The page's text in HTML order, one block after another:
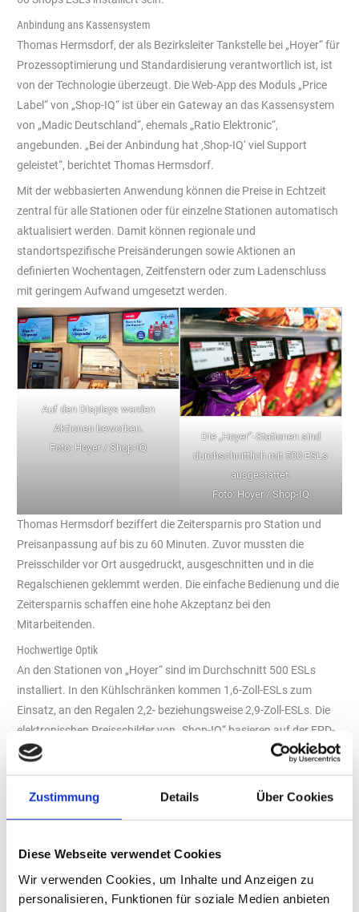
Zustimmung Details Über Cookies
Diese Webseite verwendet Cookies
Wir verwenden Cookies, um Inhalte und Anzeigen zu
personalisieren, Funktionen für soziale Medien anbieten
Anbindung ans Kassensystem
Thomas Hermsdorf, der als Bezirksleiter Tankstelle bei „Hoyer“ für
Prozessoptimierung und Standardisierung verantwortlich ist, ist
von der Technologie überzeugt. Die Web-App des Moduls „Price
Label“ von „Shop-IQ“ ist über ein Gateway an das Kassensystem
von „Madic Deutschland“, ehemals „Ratio Elektronic“,
angebunden. „Bei der Anbindung hat ‚Shop-IQ‘ viel Support
geleistet“, berichtet Thomas Hermsdorf.
Mit der webbasierten Anwendung können die Preise in Echtzeit
zentral für alle Stationen oder für einzelne Stationen automatisch
aktualisiert werden. Damit können regionale und
standortspezifische Preisänderungen sowie Aktionen an
definierten Wochentagen, Zeitfenstern oder zum Ladenschluss
mit geringem Aufwand umgesetzt werden.
Auf den Displays werden
Aktionen beworben.
Foto: Hoyer / Shop-IQ
Die „Hoyer“-Stationen sind
durchschnittlich mit 500 ESLs
ausgestattet.
Foto: Hoyer / Shop-IQ
Thomas Hermsdorf beziffert die Zeitersparnis pro Station und
Preisanpassung auf bis zu 60 Minuten. Zuvor mussten die
Preisschilder vor Ort ausgedruckt, ausgeschnitten und in die
Regalschienen geklemmt werden. Die einfache Bedienung und die
Zeitersparnis schaffen eine hohe Akzeptanz bei den
Mitarbeitenden.
Hochwertige Optik
An den Stationen von „Hoyer“ sind im Durchschnitt 500 ESLs
installiert. In den Kühlschränken kommen 1,6-Zoll-ESLs zum
Einsatz, an den Regalen 2,2- beziehungsweise 2,9-Zoll-ESLs. Die
elektronischen Preisschilder von „Shop-IQ“ basieren auf der EPD-
Technologie (Electronic Paper Display).
Foto: Shop-IQ
Der schwarze Rahmen
schafft in Kombination
Optik – auch bei
Lichteinwirkung. Die ESLs
können in die gängigen